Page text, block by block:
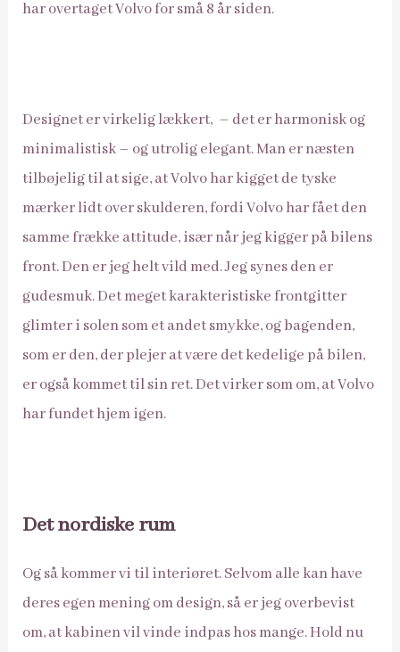
har overtaget Volvo for små 8 år siden.
Designet er virkelig lækkert, – det er harmonisk og
minimalistisk – og utrolig elegant. Man er næsten
tilbøjelig til at sige, at Volvo har kigget de tyske
mærker lidt over skulderen, fordi Volvo har fået den
samme frække attitude, især når jeg kigger på bilens
front. Den er jeg helt vild med. Jeg synes den er
gudesmuk. Det meget karakteristiske frontgitter
glimter i solen som et andet smykke, og bagenden,
som er den, der plejer at være det kedelige på bilen,
er også kommet til sin ret. Det virker som om, at Volvo
har fundet hjem igen.
Det nordiske rum
Og så kommer vi til interiøret. Selvom alle kan have
deres egen mening om design, så er jeg overbevist
om, at kabinen vil vinde indpas hos mange. Hold nu